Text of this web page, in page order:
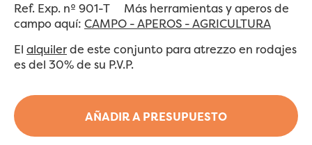
AÑADIR A PRESUPUESTO
Ref. Exp. nº 901-T Más herramientas y aperos de
campo aquí: CAMPO - APEROS - AGRICULTURA
El alquilerde este conjunto para atrezzo en rodajes
es del 30% de su P.V.P.